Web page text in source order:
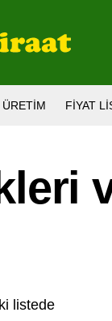
ÜRETIM FIYAT
listede